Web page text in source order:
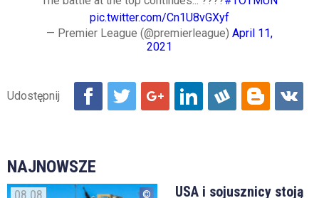
pic.twitter.com/Cn1U8vGXyf
— Premier League (@premierleague) April 11,
2021
NAJNOWSZE
08.08
USA i sojusznicy stoją